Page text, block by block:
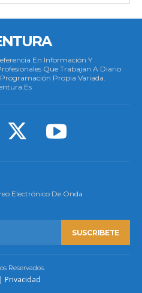
En Información Y
Que Trabajan A Diario
Propia Variada.
Electrónico De Onda
SUSCRIBETE
Reservados.
| Privacidad